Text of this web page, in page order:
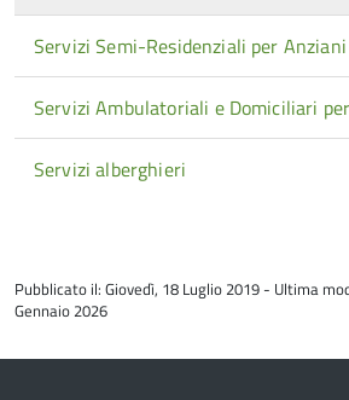
Servizi Semi-Residenziali per Anziani
Servizi Ambulatoriali e Domiciliari
Servizi alberghieri
del
contenuto
Pubblicato il: Giovedì, 18 Luglio 2019 - Ultima
Gennaio 2026